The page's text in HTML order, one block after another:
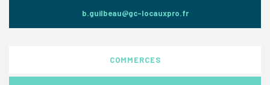
b.guilbeau@gc-locauxpro.fr
COMMERCES